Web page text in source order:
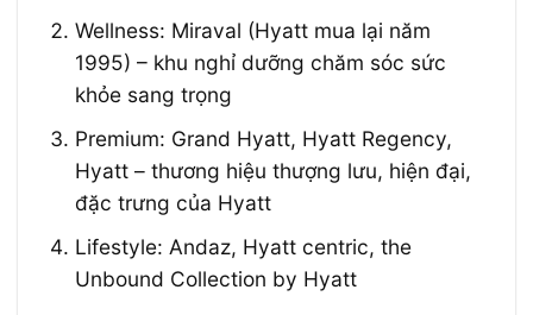
Wellness: Miraval (Hyatt mua lại năm
1995) – khu nghỉ dưỡng chăm sóc sức
khỏe sang trọng
Premium: Grand Hyatt, Hyatt Regency,
Hyatt – thương hiệu thượng lưu, hiện đại,
đặc trưng của Hyatt
Lifestyle: Andaz, Hyatt centric, the
Unbound Collection by Hyatt